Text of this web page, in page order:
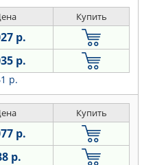
Купить
р.
р.
р.
Купить
р.
р.